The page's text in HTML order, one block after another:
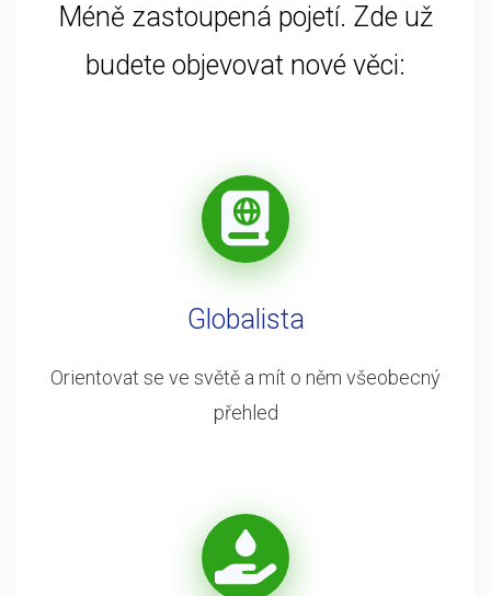
Méně zastoupená pojetí. Zde už
budete objevovat nové věci:
Globalista
Orientovat se ve světě a mít o něm všeobecný
přehled